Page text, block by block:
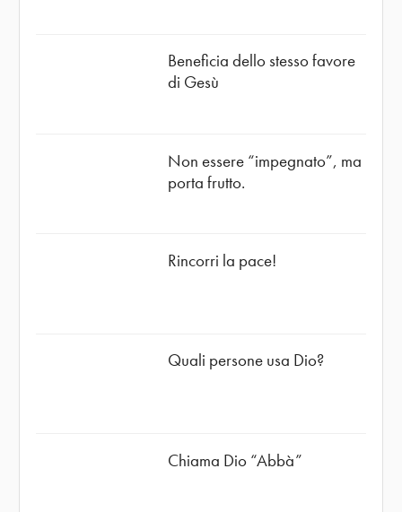
Beneficia dello stesso favore
di Gesù
Non essere “impegnato”, ma
porta frutto.
Rincorri la pace!
Quali persone usa Dio?
Chiama Dio “Abbà”